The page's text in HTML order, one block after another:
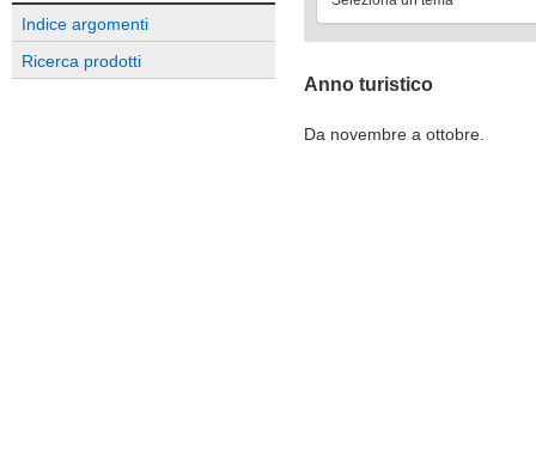
Indice argomenti
Ricerca prodotti
Anno turistico
Da novembre a ottobre.